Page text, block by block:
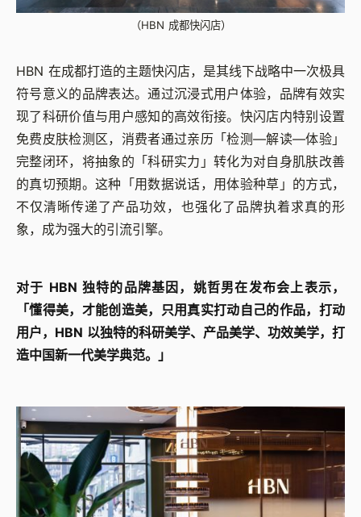
（HBN 成都快闪店）
HBN 在成都打造的主题快闪店，是其线下战略中一次极具
符号意义的品牌表达。通过沉浸式用户体验，品牌有效实
现了科研价值与用户感知的高效衔接。快闪店内特别设置
免费皮肤检测区，消费者通过亲历「检测—解读—体验」
完整闭环，将抽象的「科研实力」转化为对自身肌肤改善
的真切预期。这种「用数据说话，用体验种草」的方式，
不仅清晰传递了产品功效，也强化了品牌执着求真的形
象，成为强大的引流引擎。
对于 HBN 独特的品牌基因，姚哲男在发布会上表示，
「懂得美，才能创造美，只用真实打动自己的作品，打动
用户，HBN 以独特的科研美学、产品美学、功效美学，打
造中国新一代美学典范。」